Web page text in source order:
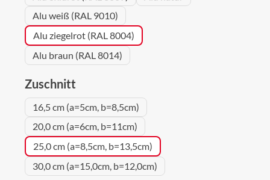
Alu weiß (RAL 9010)
Alu ziegelrot (RAL 8004)
Alu braun (RAL 8014)
Zuschnitt
16,5 cm (a=5cm, b=8,5cm)
20,0 cm (a=6cm, b=11cm)
25,0 cm (a=8,5cm, b=13,5cm)
30,0 cm (a=15,0cm, b=12,0cm)